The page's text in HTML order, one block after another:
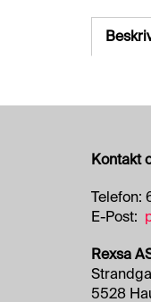
Kontakt
Telefon:
E-Post:
Rexsa
5528